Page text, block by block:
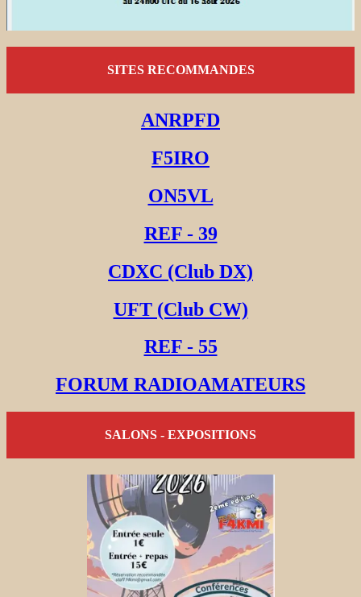
SITES RECOMMANDES
ANRPFD
F5IRO
ON5VL
REF - 39
CDXC (Club DX)
UFT (Club CW)
REF - 55
FORUM RADIOAMATEURS
SALONS - EXPOSITIONS